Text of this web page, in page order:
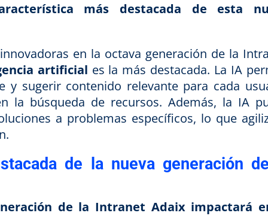
más destacada de esta
en la octava generación de la
artificial es la más destacada. La IA
y sugerir contenido relevante para cada
la búsqueda de recursos. Además, la IA
a problemas específicos, lo que
de la nueva generación
de la Intranet Adaix impactará